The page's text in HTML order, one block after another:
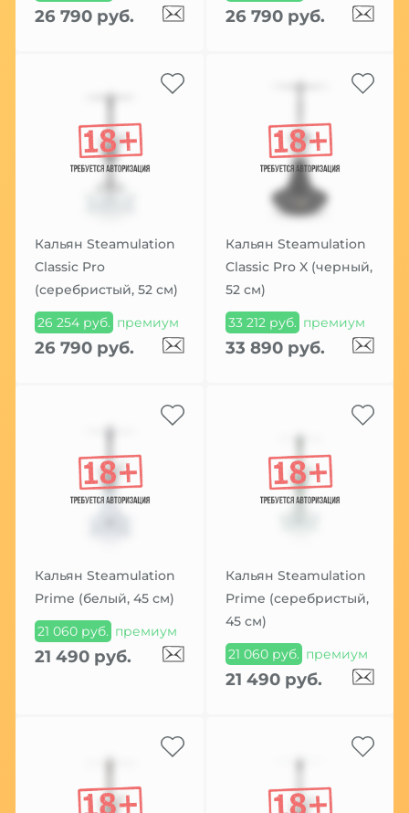
26 790 руб. 26 790 руб.
Кальян Steamulation
Classic Pro
(серебристый, 52 см)
26 254 руб. премиум
26 790 руб.
Кальян Steamulation
Classic Pro X (черный,
52 см)
33 212 руб. премиум
33 890 руб.
Кальян Steamulation
Prime (белый, 45 см)
21 060 руб. премиум
21 490 руб.
Кальян Steamulation
Prime (серебристый,
45 см)
21 060 руб. премиум
21 490 руб.